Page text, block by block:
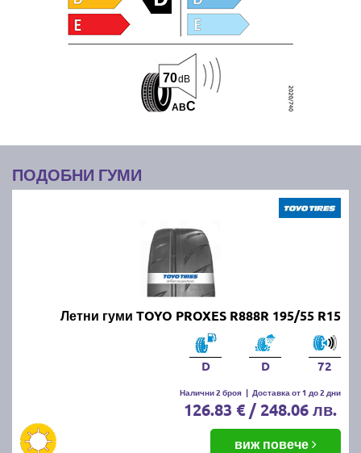
ABC
70dB
ПОДОБНИ ГУМИ
Летни гуми TOYO PROXES R888R 195/55 R15
D D 72
Налични 2 броя | Доставка от 1 до 2 дни
126.83 € / 248.06 лв.
виж повече